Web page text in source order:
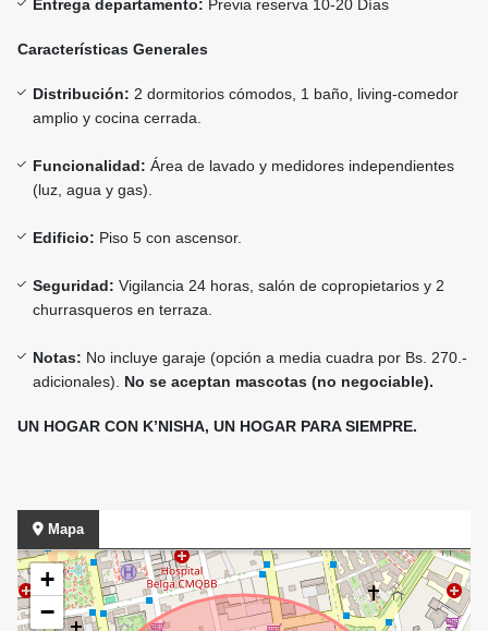
Entrega departamento: Previa reserva 10-20 Días
Características Generales
Distribución: 2 dormitorios cómodos, 1 baño, living-comedor
amplio y cocina cerrada.
Funcionalidad: Área de lavado y medidores independientes
(luz, agua y gas).
Edificio: Piso 5 con ascensor.
Seguridad: Vigilancia 24 horas, salón de copropietarios y 2
churrasqueros en terraza.
Notas: No incluye garaje (opción a media cuadra por Bs. 270.-
adicionales). No se aceptan mascotas (no negociable).
UN HOGAR CON K’NISHA, UN HOGAR PARA SIEMPRE.
Mapa
+
−